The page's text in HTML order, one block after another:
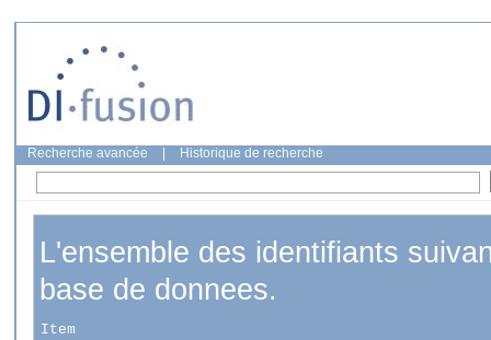
Recherche avancée Historique de recherche
L'ensemble des identifiants
base de donnees.
Item